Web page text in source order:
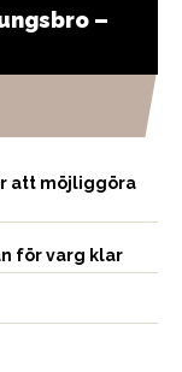
–
att möjliggöra
för varg klar